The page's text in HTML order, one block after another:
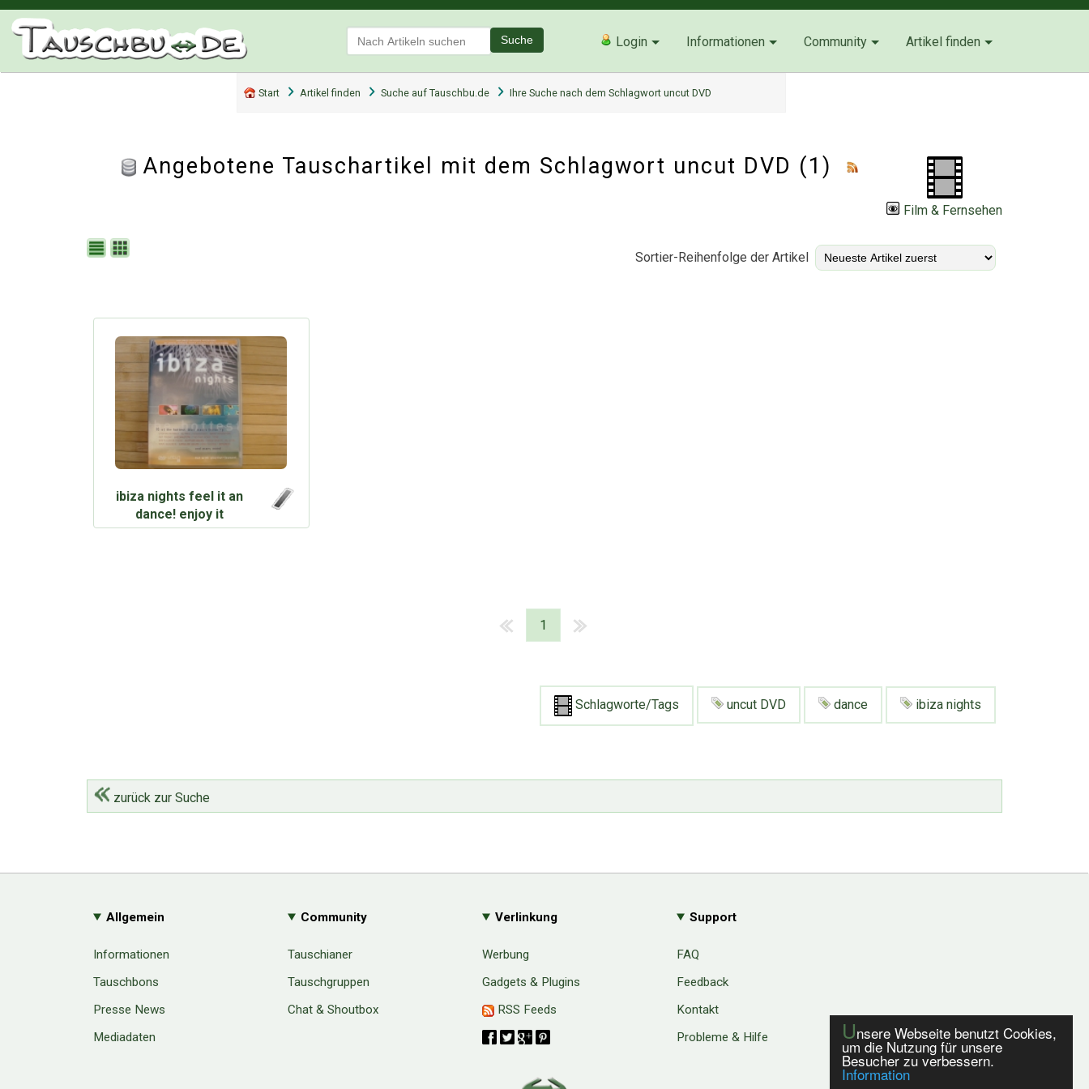
Unsere Webseite benutzt Cookies,
um die Nutzung für unsere
Besucher zu verbessern.
Information
Suche Login Informationen Community Artikel finden
Start Artikel finden Suche auf Tauschbu.de Ihre Suche nach dem Schlagwort uncut DVD
Film & Fernsehen
Angebotene Tauschartikel mit dem Schlagwort uncut DVD (1)
Sortier-Reihenfolge der Artikel
ibiza nights feel it an
dance! enjoy it
1
Schlagworte/Tags uncut DVD dance ibiza nights
zurück zur Suche
Allgemein
Informationen
Tauschbons
Presse News
Mediadaten
Community
Tauschianer
Tauschgruppen
Chat & Shoutbox
Verlinkung
Werbung
Gadgets & Plugins
RSS Feeds
Support
FAQ
Feedback
Kontakt
Probleme & Hilfe